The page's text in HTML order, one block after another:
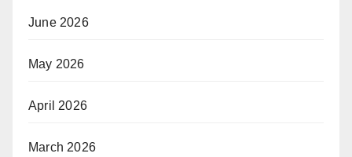
June 2026
May 2026
April 2026
March 2026